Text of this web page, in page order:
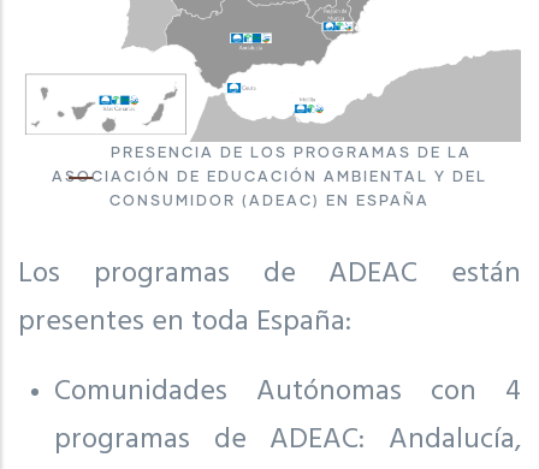
PRESENCIA DE LOS PROGRAMAS DE LA
ASOCIACIÓN DE EDUCACIÓN AMBIENTAL Y DEL
CONSUMIDOR (ADEAC) EN ESPAÑA
Los programas de ADEAC están
presentes en toda España:
Comunidades Autónomas con 4
programas de ADEAC: Andalucía,